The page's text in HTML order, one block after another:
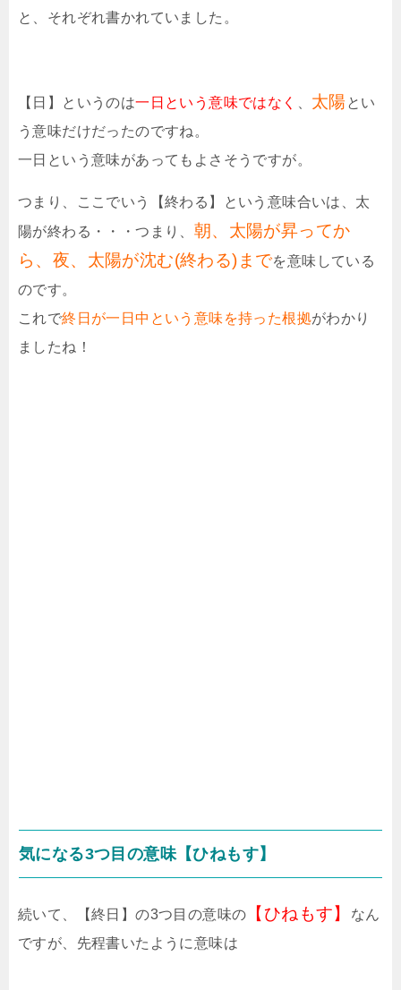
と、それぞれ書かれていました。
【日】というのは一日という意味ではなく 、 太陽 とい
う意味だけだったのですね。
一日という意味があってもよさそうですが。
つまり、ここでいう【終わる】という意味合いは、太
陽が終わる・・・つまり、 朝、太陽が昇ってか
ら、夜、太陽が沈む(終わる)までを意味している
のです。
これで終日が一日中という意味を持った根拠がわかり
ましたね！
気になる3つ目の意味【ひねもす】
続いて、【終日】の3つ目の意味の 【ひねもす】
なん
ですが、先程書いたように意味は